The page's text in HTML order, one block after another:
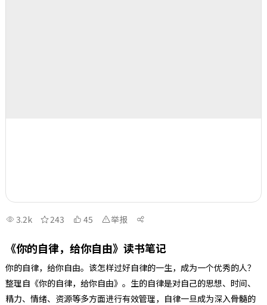
3.2k 243 45 举报
《你的自律，给你自由》读书笔记
你的自律，给你自由。该怎样过好自律的一生，成为一个优秀的人？
整理自《你的自律，给你自由》。生的自律是对自己的思想、时间、
精力、情绪、资源等多方面进行有效管理，自律一旦成为深入骨髓的